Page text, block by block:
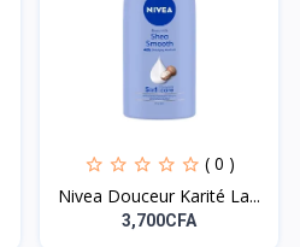
( 0 )
Nivea Douceur Karité La...
3,700CFA